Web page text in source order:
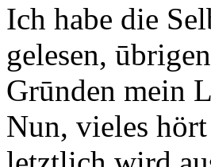
Ich habe die
gelesen,
Grūnden mein
Nun, vieles